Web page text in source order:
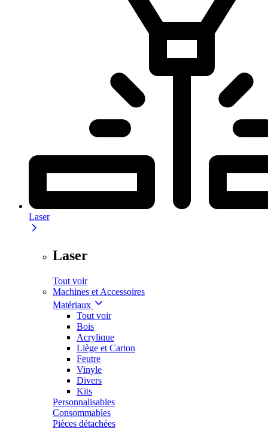
Laser
Laser
Tout voir
Machines et Accessoires
Matériaux
Tout voir
Bois
Acrylique
Liège et Carton
Feutre
Vinyle
Divers
Kits
Personnalisables
Consommables
Pièces détachées